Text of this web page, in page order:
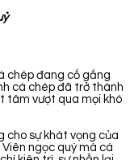
chép đang cố gắng
cá chép đã trở thành
tâm vượt qua mọi khó
cho sự khát vọng của
ngọc quý mà cá